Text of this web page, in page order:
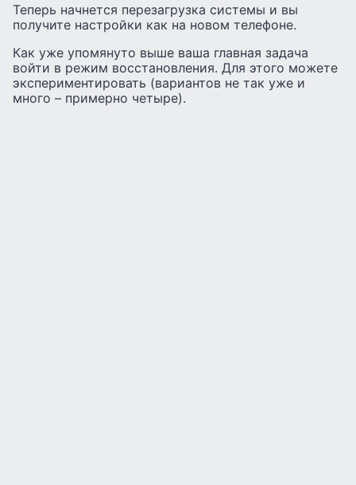
Теперь начнется перезагрузка системы и вы
получите настройки как на новом телефоне.
Как уже упомянуто выше ваша главная задача
войти в режим восстановления. Для этого можете
экспериментировать (вариантов не так уже и
много – примерно четыре).